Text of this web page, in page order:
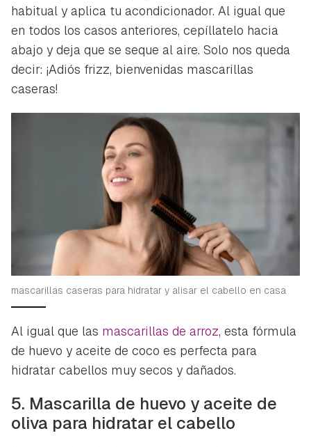
habitual y aplica tu acondicionador. Al igual que
en todos los casos anteriores, cepíllatelo hacia
abajo y deja que se seque al aire. Solo nos queda
decir: ¡Adiós frizz, bienvenidas mascarillas
caseras!
mascarillas caseras para hidratar y alisar el cabello en casa
Al igual que las mascarillas de arroz, esta fórmula
de huevo y aceite de coco es perfecta para
hidratar cabellos muy secos y dañados.
5. Mascarilla de huevo y aceite de
oliva para hidratar el cabello